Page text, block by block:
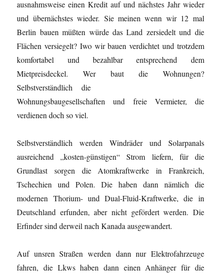
ausnahmsweise einen Kredit auf und nächstes Jahr wieder
und übernächstes wieder. Sie meinen wenn wir 12 mal
Berlin bauen müßten würde das Land zersiedelt und die
Flächen versiegelt? Iwo wir bauen verdichtet und trotzdem
komfortabel und bezahlbar entsprechend dem
Mietpreisdeckel. Wer baut die Wohnungen?
Selbstverständlich die
Wohnungsbaugesellschaften und freie Vermieter, die
verdienen doch so viel.
Selbstverständlich werden Windräder und Solarpanals
ausreichend „kosten-günstigen“ Strom liefern, für die
Grundlast sorgen die Atomkraftwerke in Frankreich,
Tschechien und Polen. Die haben dann nämlich die
modernen Thorium- und Dual-Fluid-Kraftwerke, die in
Deutschland erfunden, aber nicht gefördert werden. Die
Erfinder sind derweil nach Kanada ausgewandert.
Auf unsren Straßen werden dann nur Elektrofahrzeuge
fahren, die Lkws haben dann einen Anhänger für die